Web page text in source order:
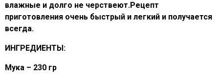
влажные и долго не черствеют.Рецепт
приготовления очень быстрый и легкий и получается
всегда.
ИНГРЕДИЕНТЫ:
Мука – 230 гр